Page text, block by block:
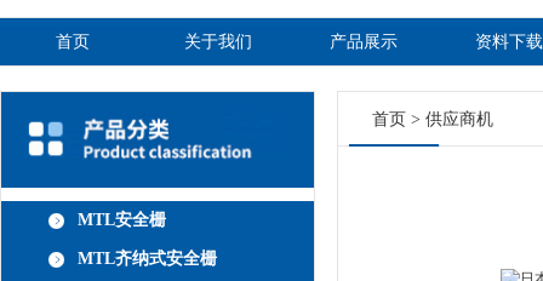
首页 关于我们 产品展示 资料下载
MTL安全栅
MTL齐纳式安全栅
首页 > 供应商机